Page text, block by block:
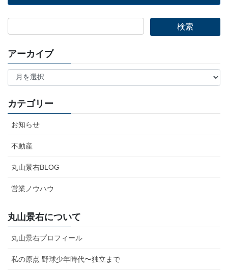
アーカイブ
ア
イ
カテゴリー
お知らせ
不動産
丸山景右BLOG
営業ノウハウ
丸山景右について
丸山景右プロフィール
私の原点 野球少年時代〜独立まで